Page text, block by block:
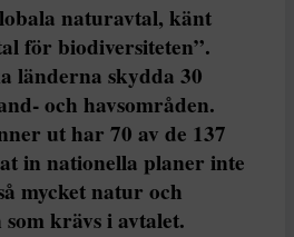
naturavtal, känt
för biodiversiteten”.
länderna skydda 30
och havsområden.
ut har 70 av de 137
in nationella planer inte
mycket natur och
krävs i avtalet.